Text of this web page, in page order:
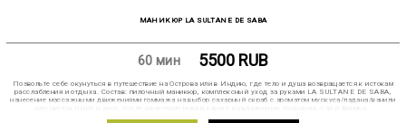
МАНИКЮР LA SULTANE DE SABA
60 мин 5500 RUB
Позвольте себе окунуться в путешествие на Острова или в Индию, где тело и душа возвращается к истокам
расслабления и отдыха. Состав: пилочный маникюр, комплексный уход за руками LA SULTANE DE SABA,
нанесение массажными движениями гоммажа на выбор сахарный скраб с ароматом мускуса/ладана/ванили